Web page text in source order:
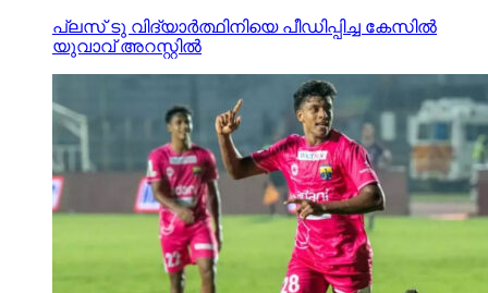
പ്ലസ് ടു വിദ്യാര്‍ത്ഥിനിയെ പീഡിപ്പിച്ച കേസില്‍
യുവാവ് അറസ്റ്റില്‍